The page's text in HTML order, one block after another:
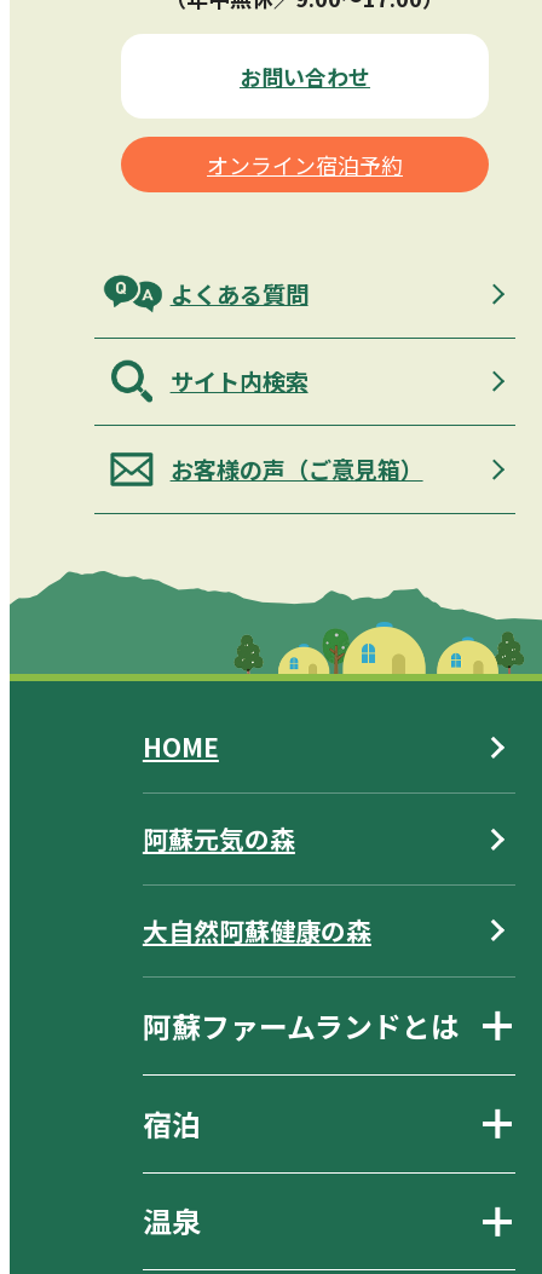
お問い合わせ
オンライン宿泊予約
よくある質問
サイト内検索
お客様の声（ご意見箱）
HOME
阿蘇元気の森
大自然阿蘇健康の森
阿蘇ファームランドとは
宿泊
温泉